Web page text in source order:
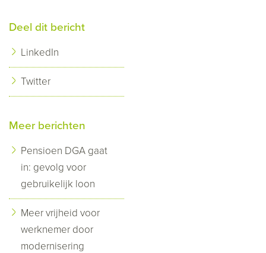
Deel dit bericht
LinkedIn
Twitter
Meer berichten
Pensioen DGA gaat
in: gevolg voor
gebruikelijk loon
Meer vrijheid voor
werknemer door
modernisering